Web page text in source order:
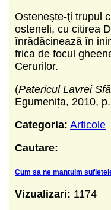
Osteneşte-ţi trupul
osteneli, cu citirea
înrădăcinează în
frica de focul
Cerurilor.
(Patericul Lavrei
Egumenița, 2010,
Categoria: Articole
Cautare:
Cum sa ne mantuim
Vizualizari: 1174